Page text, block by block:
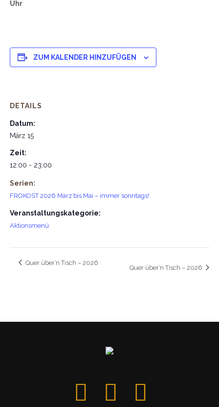
Uhr
ZUM KALENDER HINZUFÜGEN
DETAILS
Datum:
März 15
Zeit:
12:00 - 23:00
Serien:
FROKOST 2026 März bis Mai – immer sonntags!
Veranstaltungskategorie:
Aktionsmenü
Quer über’n Tisch – 2026
Quer über’n Tisch – 2026